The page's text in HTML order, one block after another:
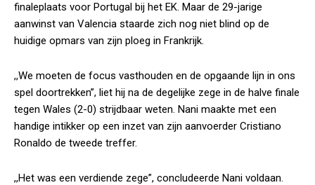
finaleplaats voor Portugal bij het EK. Maar de 29-jarige
aanwinst van Valencia staarde zich nog niet blind op de
huidige opmars van zijn ploeg in Frankrijk.
,,We moeten de focus vasthouden en de opgaande lijn in ons
spel doortrekken”, liet hij na de degelijke zege in de halve finale
tegen Wales (2-0) strijdbaar weten. Nani maakte met een
handige intikker op een inzet van zijn aanvoerder Cristiano
Ronaldo de tweede treffer.
,,Het was een verdiende zege”, concludeerde Nani voldaan.